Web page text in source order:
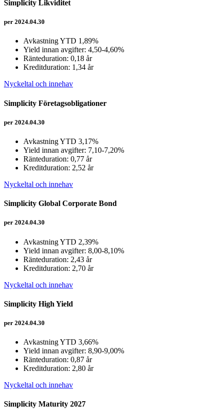
Simplicity Likviditet
per 2024.04.30
Avkastning YTD 1,89%
Yield innan avgifter: 4,50-4,60%
Ränteduration: 0,18 år
Kreditduration: 1,34 år
Nyckeltal och innehav
Simplicity Företagsobligationer
per 2024.04.30
Avkastning YTD 3,17%
Yield innan avgifter: 7,10-7,20%
Ränteduration: 0,77 år
Kreditduration: 2,52 år
Nyckeltal och innehav
Simplicity Global Corporate Bond
per 2024.04.30
Avkastning YTD 2,39%
Yield innan avgifter: 8,00-8,10%
Ränteduration: 2,43 år
Kreditduration: 2,70 år
Nyckeltal och innehav
Simplicity High Yield
per 2024.04.30
Avkastning YTD 3,66%
Yield innan avgifter: 8,90-9,00%
Ränteduration: 0,87 år
Kreditduration: 2,80 år
Nyckeltal och innehav
Simplicity Maturity 2027